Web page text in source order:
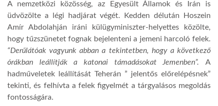
A nemzetközi közösség, az Egyesült Államok és Irán is
üdvözölte a légi hadjárat végét. Kedden délután Hoszein
Amír Abdolahján iráni külügyminiszter-helyettes közölte,
hogy tűzszünetet fognak bejelenteni a jemeni harcoló felek.
“Derűlátóak vagyunk abban a tekintetben, hogy a következő
órákban leállítják a katonai támadásokat Jemenben”. A
hadműveletek leállítását Teherán ” jelentős előrelépésnek”
tekinti, és felhívta a felek figyelmét a tárgyalásos megoldás
fontosságára.